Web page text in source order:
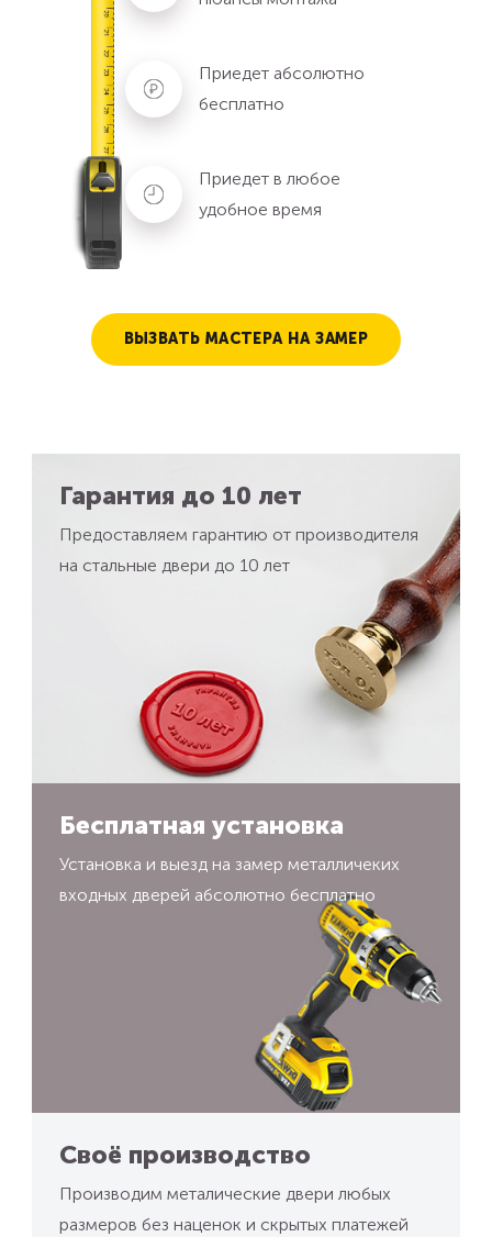
Приедет абсолютно
бесплатно
Приедет в любое
удобное время
ВЫЗВАТЬ МАСТЕРА НА ЗАМЕР
Гарантия до 10 лет
Предоставляем гарантию от производителя
на стальные двери до 10 лет
Бесплатная установка
Установка и выезд на замер металличеких
входных дверей абсолютно бесплатно
Своё производство
Производим металические двери любых
размеров без наценок и скрытых платежей